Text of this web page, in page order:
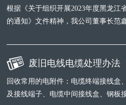
根据《关于组织开展2023年度黑龙江
的通知》文件精神，我公司董事长范
废旧电线电缆处理办法
回收常用的电附件：电缆终端接线盒
及接线端子、电缆中间接线盒、钢板